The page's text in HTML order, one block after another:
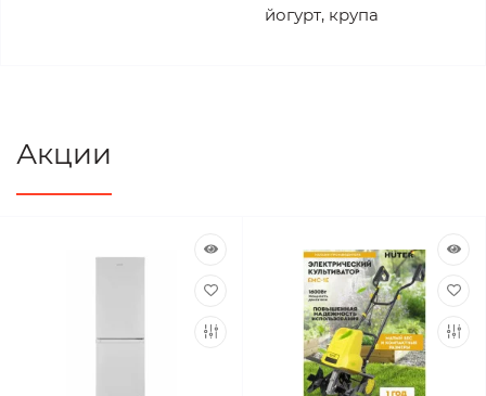
йогурт, крупа
Акции